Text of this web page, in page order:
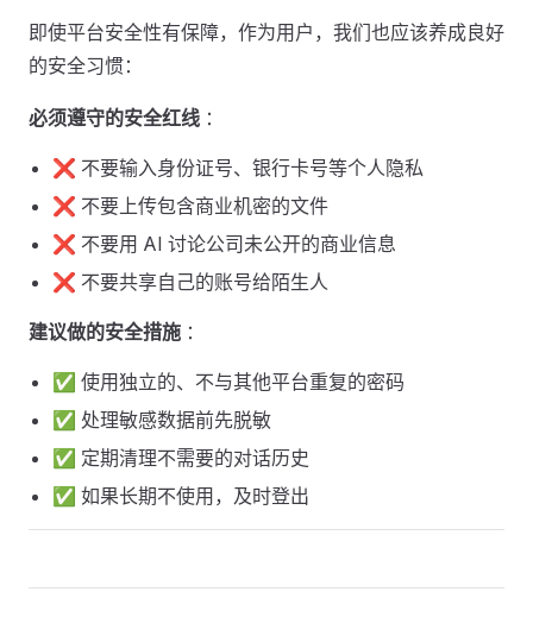
即使平台安全性有保障，作为用户，我们也应该养成良好
的安全习惯：
必须遵守的安全红线 ：
❌ 不要输入身份证号、银行卡号等个人隐私
❌ 不要上传包含商业机密的文件
❌ 不要用 AI 讨论公司未公开的商业信息
❌ 不要共享自己的账号给陌生人
建议做的安全措施 ：
✅ 使用独立的、不与其他平台重复的密码
✅ 处理敏感数据前先脱敏
✅ 定期清理不需要的对话历史
✅ 如果长期不使用，及时登出